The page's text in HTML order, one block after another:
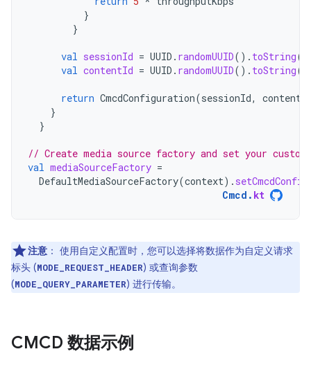
}
}
val sessionId = UUID . randomUUID(). toString()
val contentId = UUID . randomUUID(). toString()
return CmcdConfiguration(sessionId,
}
}
// Create media source factory and set your custom
val mediaSourceFactory =
DefaultMediaSourceFactory(context).
Cmcd . kt
注意 ： 使用自定义配置时，您可以选择将数据作为自定义请求
标头 (MODE_REQUEST_HEADER) 或查询参数
(MODE_QUERY_PARAMETER) 进行传输。
CMCD 数据示例